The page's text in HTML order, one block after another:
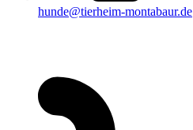
hunde@tierheim-montabaur.de